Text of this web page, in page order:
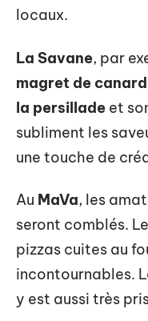
locaux.
La Savane, par
magret de canard
la persillade et
subliment les
une touche de
Au MaVa, les
seront comblés.
pizzas cuites au
incontournables.
y est aussi très